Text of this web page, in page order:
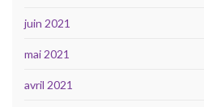
juin 2021
mai 2021
avril 2021